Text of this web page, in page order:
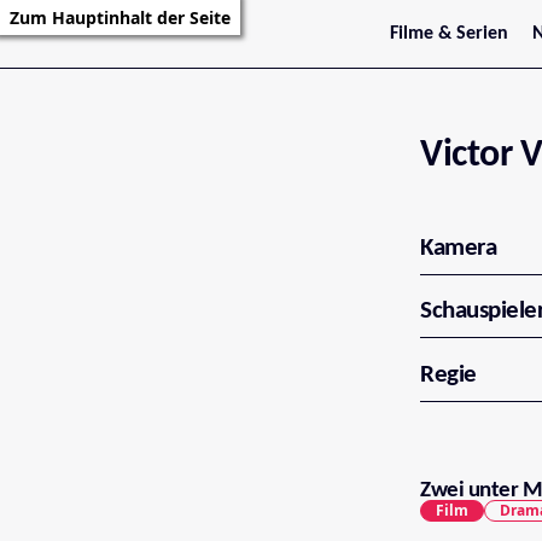
Zum Hauptinhalt der Seite
Filme & Serien
Trailer
Serienarchiv
Victor
Kamera
Regie
Zwei unter
Film